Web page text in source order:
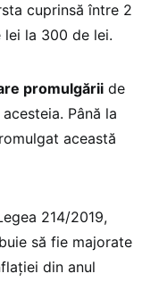
cuprinsă între 2
lei la 300 de lei.
promulgării de
Până la
această
214/2019,
să fie majorate
din anul